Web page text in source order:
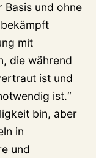
Basis und ohne
mit
die während
ist und
ist.“
bin, aber
in
und